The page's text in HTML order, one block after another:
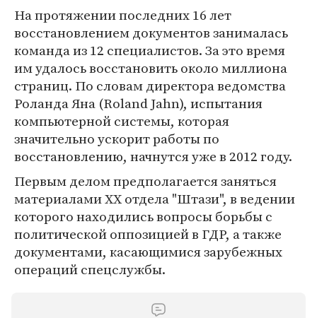
На протяжении последних 16 лет
восстановлением документов занималась
команда из 12 специалистов. За это время
им удалось восстановить около миллиона
страниц. По словам директора ведомства
Роланда Яна (Roland Jahn), испытания
компьютерной системы, которая
значительно ускорит работы по
восстановлению, начнутся уже в 2012 году.
Первым делом предполагается заняться
материалами XX отдела "Штази", в ведении
которого находились вопросы борьбы с
политической оппозицией в ГДР, а также
документами, касающимися зарубежных
операций спецслужбы.